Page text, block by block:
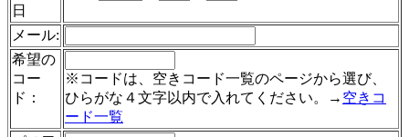
日
メール:
希望の
コー
ド：
※コードは、空きコード一覧のページから選び、
ひらがな４文字以内で入れてください。→ 空きコ
ード一覧